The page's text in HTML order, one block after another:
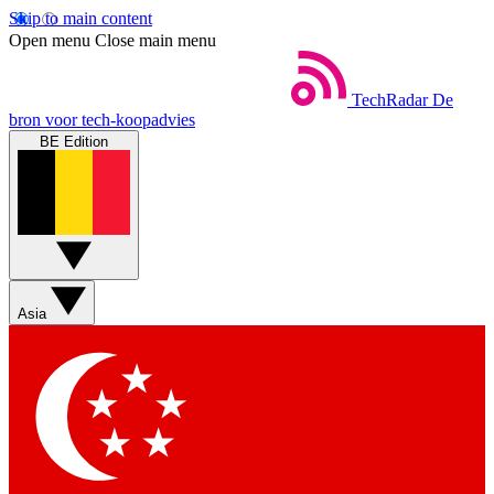
Skip to main content
Open menu Close main menu
TechRadar De
bron voor tech-koopadvies
BE Edition
Asia